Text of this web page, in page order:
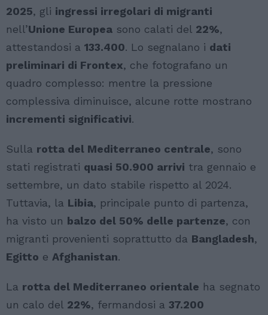
2025, gli ingressi irregolari di migranti
nell’Unione Europea sono calati del 22%,
attestandosi a 133.400. Lo segnalano i dati
preliminari di Frontex, che fotografano un
quadro complesso: mentre la pressione
complessiva diminuisce, alcune rotte mostrano
incrementi significativi.
Sulla rotta del Mediterraneo centrale, sono
stati registrati quasi 50.900 arrivi tra gennaio e
settembre, un dato stabile rispetto al 2024.
Tuttavia, la Libia, principale punto di partenza,
ha visto un balzo del 50% delle partenze, con
migranti provenienti soprattutto da Bangladesh,
Egitto e Afghanistan.
La rotta del Mediterraneo orientale ha segnato
un calo del 22%, fermandosi a 37.200